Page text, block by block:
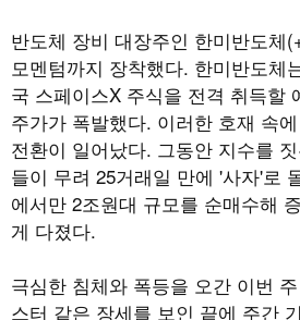
반도체 장비 대장주인 한미반도체
모멘텀까지 장착했다. 한미반도체
국 스페이스X 주식을 전격 취득할
주가가 폭발했다. 이러한 호재 속
전환이 일어났다. 그동안 지수를
들이 무려 25거래일 만에 '사자'로
에서만 2조원대 규모를 순매수해
게 다졌다.
극심한 침체와 폭등을 오간 이번
스터 같은 장세를 보인 끝에 주간